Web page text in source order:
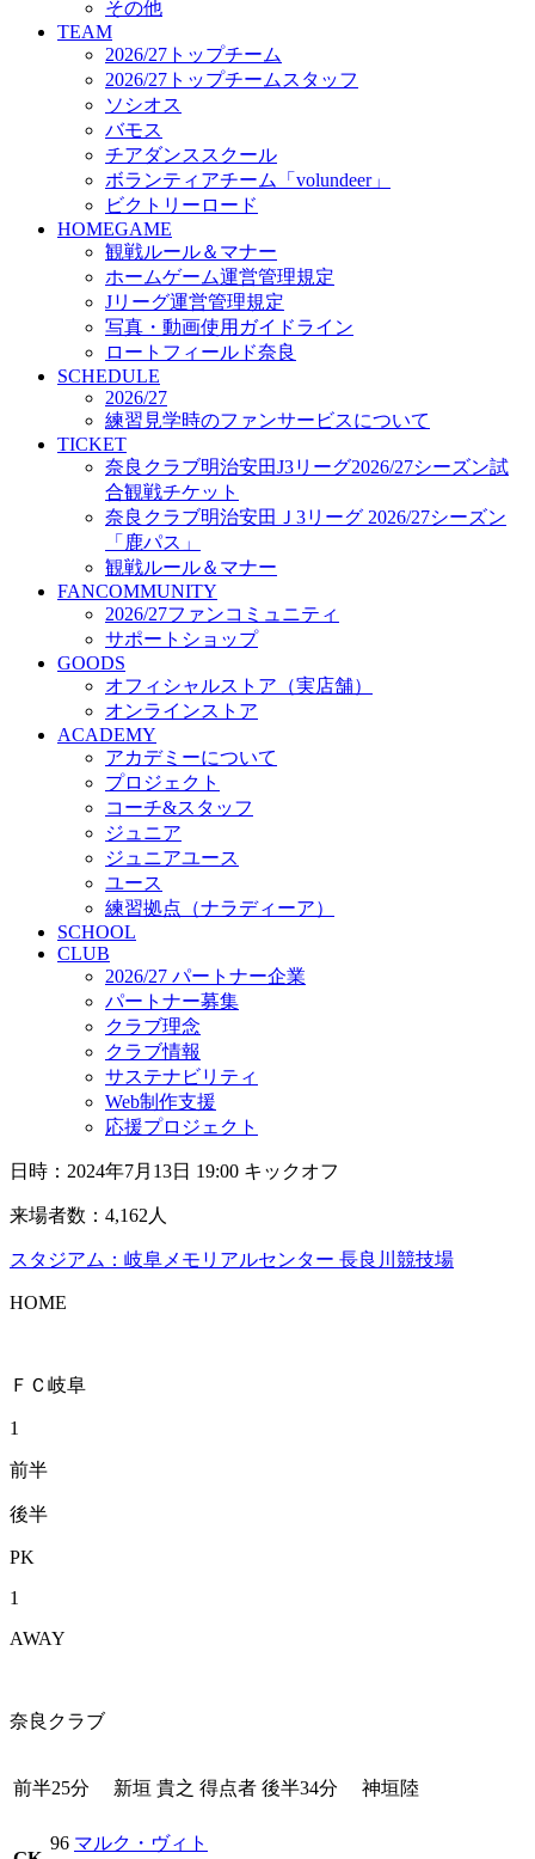
練習見学時のファンサービスについて
TICKET
奈良クラブ明治安田J3リーグ2026/27シーズン試
合観戦チケット
奈良クラブ明治安田Ｊ3リーグ 2026/27シーズン
「鹿パス」
観戦ルール＆マナー
FANCOMMUNITY
2026/27ファンコミュニティ
サポートショップ
GOODS
オフィシャルストア（実店舗）
オンラインストア
ACADEMY
アカデミーについて
プロジェクト
コーチ&スタッフ
ジュニア
ジュニアユース
ユース
練習拠点（ナラディーア）
SCHOOL
2026/27 パートナー企業
パートナー募集
クラブ理念
クラブ情報
サステナビリティ
Web制作支援
応援プロジェクト
その他
TEAM
2026/27トップチーム
2026/27トップチームスタッフ
ソシオス
バモス
チアダンススクール
ボランティアチーム「volundeer」
ビクトリーロード
HOMEGAME
観戦ルール＆マナー
ホームゲーム運営管理規定
Jリーグ運営管理規定
写真・動画使用ガイドライン
ロートフィールド奈良
SCHEDULE
2026/27
練習見学時のファンサービスについて
TICKET
奈良クラブ明治安田J3リーグ2026/27シーズン試
合観戦チケット
奈良クラブ明治安田Ｊ3リーグ 2026/27シーズン
「鹿パス」
観戦ルール＆マナー
FANCOMMUNITY
2026/27ファンコミュニティ
サポートショップ
GOODS
オフィシャルストア（実店舗）
オンラインストア
ACADEMY
アカデミーについて
プロジェクト
コーチ&スタッフ
ジュニア
ジュニアユース
ユース
練習拠点（ナラディーア）
SCHOOL
CLUB
2026/27 パートナー企業
パートナー募集
クラブ理念
クラブ情報
サステナビリティ
Web制作支援
応援プロジェクト
日時：2024年7月13日 19:00 キックオフ
来場者数：4,162人
スタジアム：岐阜メモリアルセンター 長良川競技場
HOME
ＦＣ岐阜
1
前半
後半
PK
1
AWAY
奈良クラブ
前半25分 新垣 貴之 得点者 後半34分 神垣陸
96 マルク・ヴィト